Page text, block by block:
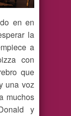
en en
la
a
con
que
una voz
muchos
y